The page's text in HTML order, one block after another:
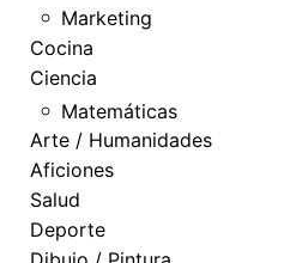
Marketing
Cocina
Ciencia
Matemáticas
Arte / Humanidades
Aficiones
Salud
Deporte